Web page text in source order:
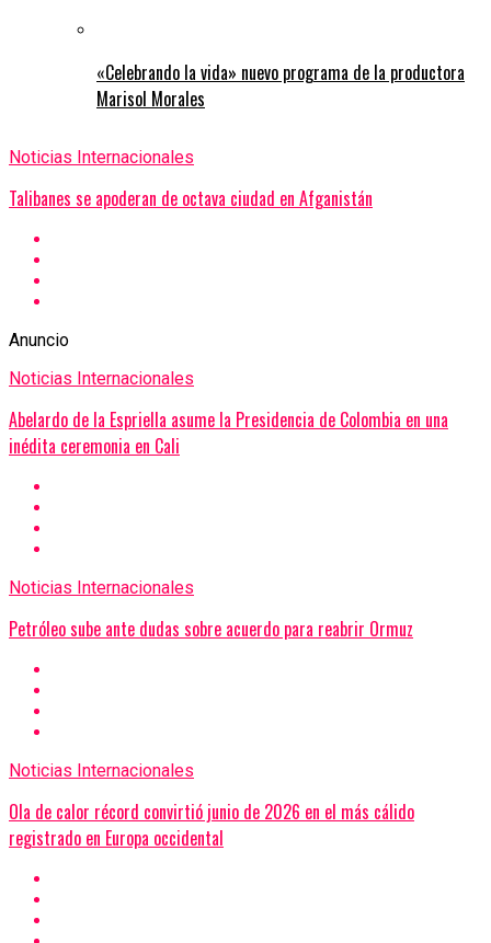
«Celebrando la vida» nuevo programa de la productora
Marisol Morales
Noticias Internacionales
Talibanes se apoderan de octava ciudad en Afganistán
Anuncio
Noticias Internacionales
Abelardo de la Espriella asume la Presidencia de Colombia en una
inédita ceremonia en Cali
Noticias Internacionales
Petróleo sube ante dudas sobre acuerdo para reabrir Ormuz
Noticias Internacionales
Ola de calor récord convirtió junio de 2026 en el más cálido
registrado en Europa occidental